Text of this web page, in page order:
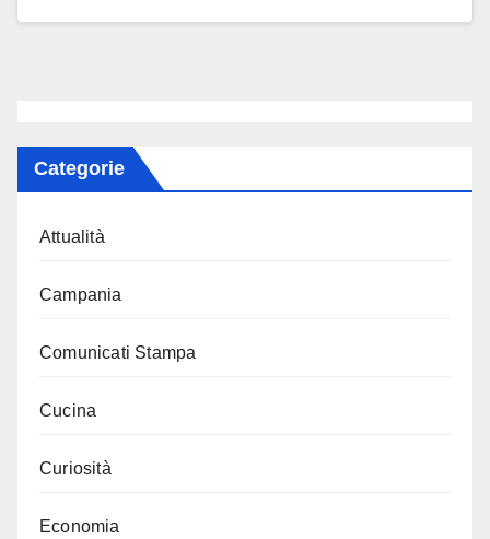
Categorie
Attualità
Campania
Comunicati Stampa
Cucina
Curiosità
Economia